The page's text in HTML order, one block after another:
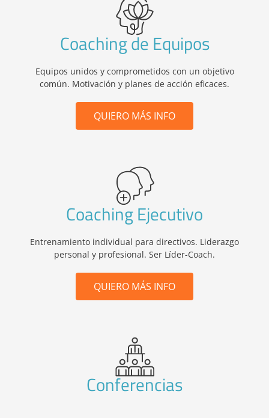
Coaching de Equipos
Equipos unidos y comprometidos con un objetivo
común. Motivación y planes de acción eficaces.
QUIERO MÁS INFO
Coaching Ejecutivo
Entrenamiento individual para directivos. Liderazgo
personal y profesional. Ser Líder-Coach.
QUIERO MÁS INFO
Conferencias